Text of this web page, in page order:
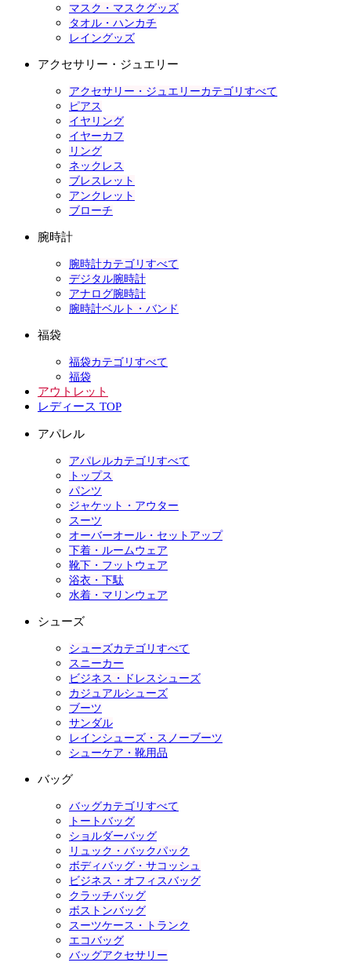
マスク・マスクグッズ
タオル・ハンカチ
レイングッズ
アクセサリー・ジュエリー
アクセサリー・ジュエリーカテゴリすべて
ピアス
イヤリング
イヤーカフ
リング
ネックレス
ブレスレット
アンクレット
ブローチ
腕時計
腕時計カテゴリすべて
デジタル腕時計
アナログ腕時計
腕時計ベルト・バンド
福袋
福袋カテゴリすべて
福袋
アウトレット
レディース TOP
アパレル
アパレルカテゴリすべて
トップス
パンツ
ジャケット・アウター
スーツ
オーバーオール・セットアップ
下着・ルームウェア
靴下・フットウェア
浴衣・下駄
水着・マリンウェア
シューズ
シューズカテゴリすべて
スニーカー
ビジネス・ドレスシューズ
カジュアルシューズ
ブーツ
サンダル
レインシューズ・スノーブーツ
シューケア・靴用品
バッグ
バッグカテゴリすべて
トートバッグ
ショルダーバッグ
リュック・バックパック
ボディバッグ・サコッシュ
ビジネス・オフィスバッグ
クラッチバッグ
ボストンバッグ
スーツケース・トランク
エコバッグ
バッグアクセサリー